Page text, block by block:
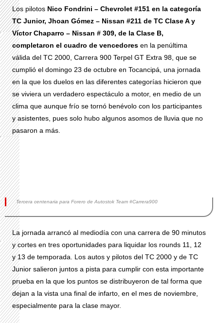
Los pilotos Nico Fondrini – Chevrolet #151 en la categoría
TC Junior, Jhoan Gómez – Nissan #211 de TC Clase A y
Víctor Chaparro – Nissan # 309, de la Clase B,
completaron el cuadro de vencedores en la penúltima
válida del TC 2000, Carrera 900 Terpel GT Extra 98, que se
cumplió el domingo 23 de octubre en Tocancipá, una jornada
en la que los duelos en las diferentes categorías hicieron que
se viviera un verdadero espectáculo a motor, en medio de un
clima que aunque frío se tornó benévolo con los participantes
y asistentes, pues solo hubo algunos asomos de lluvia que no
pasaron a más.
Tercera centenaria para Forero de Autostok Team #Carrera900
La jornada arrancó al mediodía con una carrera de 90 minutos
y cortes en tres oportunidades para liquidar los rounds 11, 12
y 13 de temporada. Los autos y pilotos del TC 2000 y de TC
Junior salieron juntos a pista para cumplir con esta importante
prueba en la que los puntos se distribuyeron de tal forma que
dejan a la vista una final de infarto, en el mes de noviembre,
especialmente para la clase mayor.